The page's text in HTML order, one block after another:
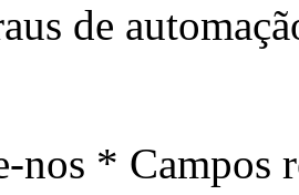
de
nos * Campos